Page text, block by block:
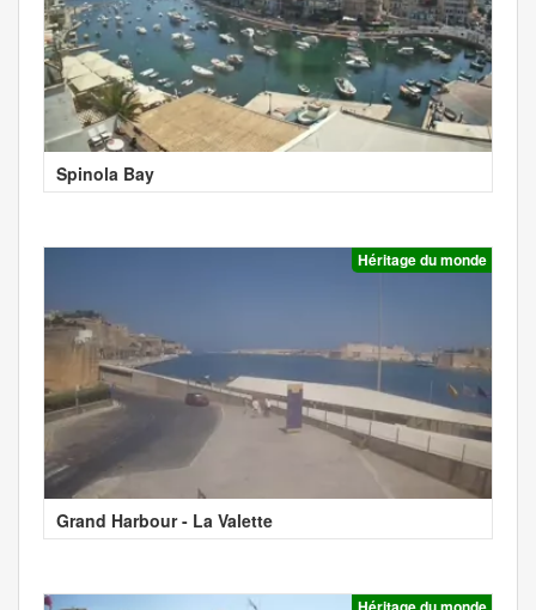
Spinola Bay
Héritage du monde
Grand Harbour - La Valette